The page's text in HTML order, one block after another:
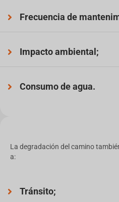
Frecuencia de
Impacto ambiental;
Consumo de agua.
La degradación del camino
a:
Tránsito;